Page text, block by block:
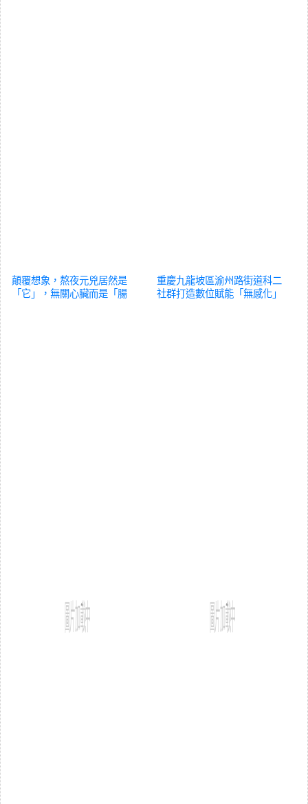
顛覆想象，熬夜元兇居然是
「它」，無關心臟而是「腸
重慶九龍坡區渝州路街道科二
社群打造數位賦能「無感化」